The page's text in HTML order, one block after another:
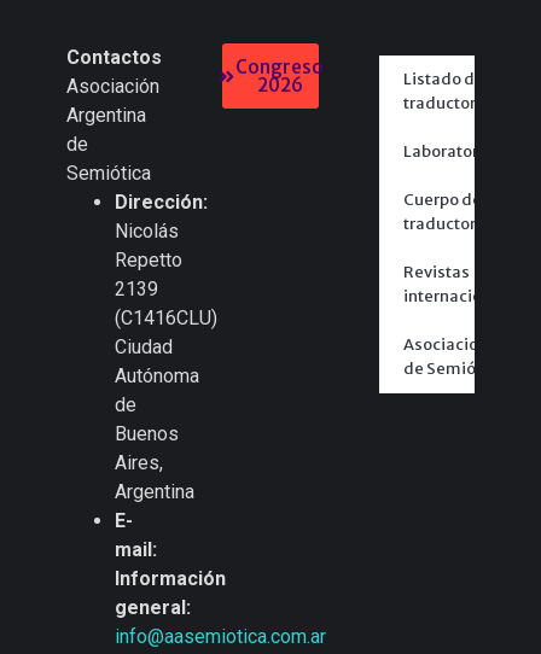
Contactos
Asociación
Argentina
de
Semiótica
Dirección:
Nicolás
Repetto
2139
(C1416CLU)
Ciudad
Autónoma
de
Buenos
Aires,
Argentina
E-
mail:
Información
general:
info@aasemiotica.com.ar
Congreso
2026
Listado de
traductores
Laboratorios
Cuerpo de
traductores
Revistas
internacionales
Asociaciones
de Semiótica